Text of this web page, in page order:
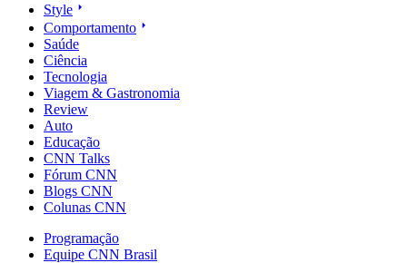
Style
Comportamento
Saúde
Ciência
Tecnologia
Viagem & Gastronomia
Review
Auto
Educação
CNN Talks
Fórum CNN
Blogs CNN
Colunas CNN
Programação
Equipe CNN Brasil